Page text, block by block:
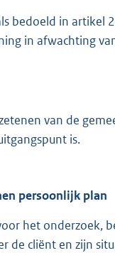
bedoeld in
in afwachting
van de
is.
persoonlijk plan
het onderzoek,
de cliënt en zijn